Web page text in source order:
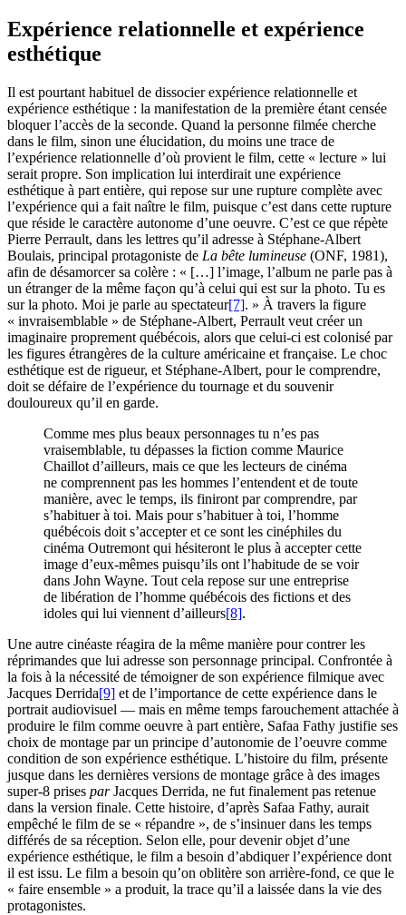
Expérience relationnelle et expérience
esthétique
Il est pourtant habituel de dissocier expérience relationnelle et
expérience esthétique : la manifestation de la première étant censée
bloquer l’accès de la seconde. Quand la personne filmée cherche
dans le film, sinon une élucidation, du moins une trace de
l’expérience relationnelle d’où provient le film, cette « lecture » lui
serait propre. Son implication lui interdirait une expérience
esthétique à part entière, qui repose sur une rupture complète avec
l’expérience qui a fait naître le film, puisque c’est dans cette rupture
que réside le caractère autonome d’une oeuvre. C’est ce que répète
Pierre Perrault, dans les lettres qu’il adresse à Stéphane-Albert
Boulais, principal protagoniste de La bête lumineuse (ONF, 1981),
afin de désamorcer sa colère : « […] l’image, l’album ne parle pas à
un étranger de la même façon qu’à celui qui est sur la photo. Tu es
sur la photo. Moi je parle au spectateur[7]. » À travers la figure
« invraisemblable » de Stéphane-Albert, Perrault veut créer un
imaginaire proprement québécois, alors que celui-ci est colonisé par
les figures étrangères de la culture américaine et française. Le choc
esthétique est de rigueur, et Stéphane-Albert, pour le comprendre,
doit se défaire de l’expérience du tournage et du souvenir
douloureux qu’il en garde.
Comme mes plus beaux personnages tu n’es pas
vraisemblable, tu dépasses la fiction comme Maurice
Chaillot d’ailleurs, mais ce que les lecteurs de cinéma
ne comprennent pas les hommes l’entendent et de toute
manière, avec le temps, ils finiront par comprendre, par
s’habituer à toi. Mais pour s’habituer à toi, l’homme
québécois doit s’accepter et ce sont les cinéphiles du
cinéma Outremont qui hésiteront le plus à accepter cette
image d’eux-mêmes puisqu’ils ont l’habitude de se voir
dans John Wayne. Tout cela repose sur une entreprise
de libération de l’homme québécois des fictions et des
idoles qui lui viennent d’ailleurs[8].
Une autre cinéaste réagira de la même manière pour contrer les
réprimandes que lui adresse son personnage principal. Confrontée à
la fois à la nécessité de témoigner de son expérience filmique avec
Jacques Derrida[9] et de l’importance de cette expérience dans le
portrait audiovisuel — mais en même temps farouchement attachée à
produire le film comme oeuvre à part entière, Safaa Fathy justifie ses
choix de montage par un principe d’autonomie de l’oeuvre comme
condition de son expérience esthétique. L’histoire du film, présente
jusque dans les dernières versions de montage grâce à des images
super-8 prises parJacques Derrida, ne fut finalement pas retenue
dans la version finale. Cette histoire, d’après Safaa Fathy, aurait
empêché le film de se « répandre », de s’insinuer dans les temps
différés de sa réception. Selon elle, pour devenir objet d’une
expérience esthétique, le film a besoin d’abdiquer l’expérience dont
il est issu. Le film a besoin qu’on oblitère son arrière-fond, ce que le
« faire ensemble » a produit, la trace qu’il a laissée dans la vie des
protagonistes.